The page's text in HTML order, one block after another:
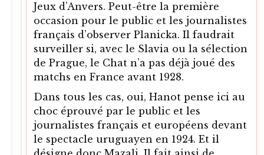
Jeux d’Anvers. Peut-être la première
occasion pour le public et les journalistes
français d’observer Planicka. Il faudrait
surveiller si, avec le Slavia ou la sélection
de Prague, le Chat n’a pas déjà joué des
matchs en France avant 1928.
Dans tous les cas, oui, Hanot pense ici au
choc éprouvé par le public et les
journalistes français et européens devant
le spectacle uruguayen en 1924. Et il